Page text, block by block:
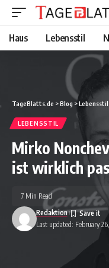
Haus Lebensstil
TageBlatts.de >Blog >Lebensstil
LEBENSSTIL
Mirko
ist wirklich
Last updated: February
Redaktion
7 Min Read